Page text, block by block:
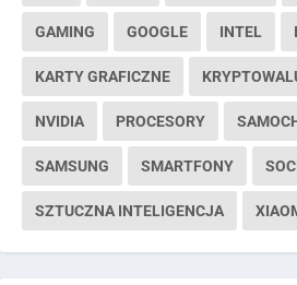
GAMING GOOGLE INTEL
KARTY GRAFICZNE
NVIDIA PROCESORY
SAMSUNG SMARTFONY
SZTUCZNA INTELIGENCJA